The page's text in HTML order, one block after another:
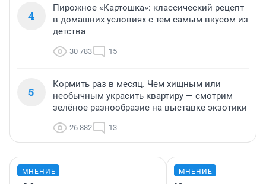
4
Пирожное «Картошка»: классический рецепт
в домашних условиях с тем самым вкусом из
детства
30 783 15
5
Кормить раз в месяц. Чем хищным или
необычным украсить квартиру — смотрим
зелёное разнообразие на выставке экзотики
26 882 13
МНЕНИЕ МНЕНИЕ